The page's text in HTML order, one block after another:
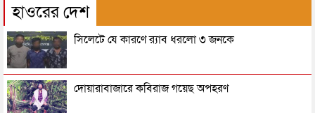
হাওরের দেশ
সিলেটে যে কারণে র‌্যাব ধরলো ৩ জনকে
দোয়ারাবাজারে কবিরাজ গয়েছ অপহরণ